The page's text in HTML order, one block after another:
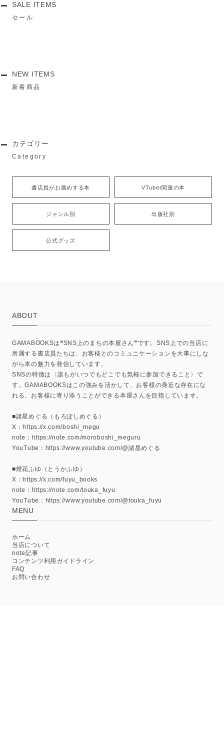
SALE ITEMS
セール
NEW ITEMS
新着商品
カテゴリー
Category
書店員がお薦めする本 VTuber関連の本
ジャンル別 出版社別
公式グッズ
ABOUT
GAMABOOKSは❝SNS上のまちの本屋さん❞です。SNS上での当店に
所属する書店員たちは、お客様とのコミュニケーションを大事にしな
がら本の魅力を発信しています。
SNSの特徴は〈誰もがいつでもどこでも気軽に参加できること〉で
す。GAMABOOKSはこの強みを活かして、お客様の身近な存在にな
れる、お客様に寄り添うことができる本屋さんを目指しています。
■諸星めぐる（もろぼしめぐる）
X：https://x.com/boshi_megu
note：https://note.com/moroboshi_meguru
YouTube：https://www.youtube.com/@諸星めぐる
■燈花ふゆ（とうかふゆ）
X：https://x.com/fuyu_books
note：https://note.com/touka_fuyu
YouTube：https://www.youtube.com/@touka_fuyu
MENU
ホーム
当店について
note記事
コンテンツ利用ガイドライン
FAQ
お問い合わせ